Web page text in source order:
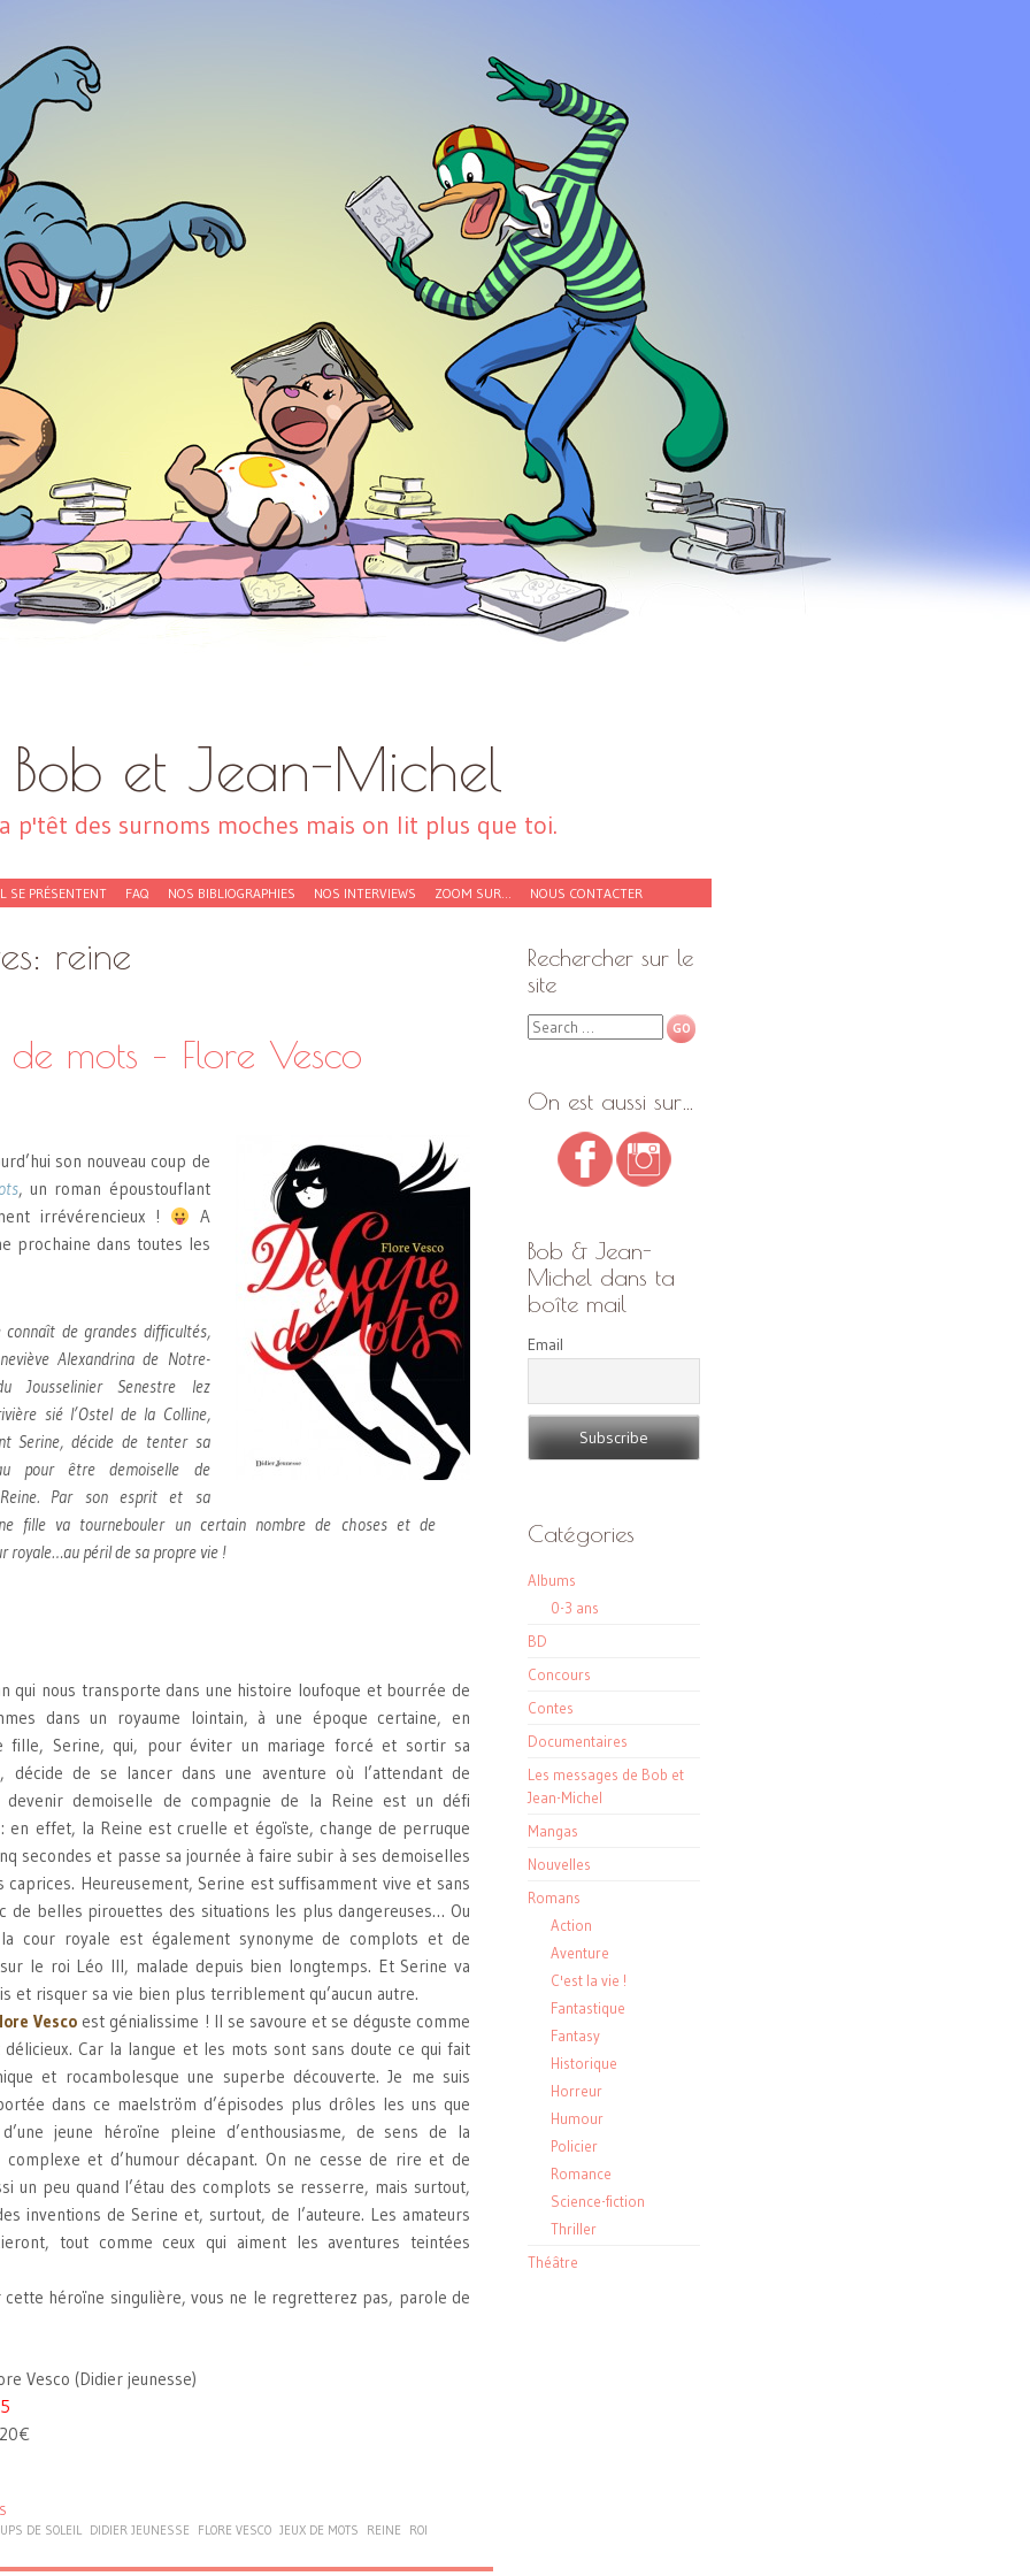
Bob et Jean-Michel
p'têt des surnoms moches mais on lit plus que toi.
SE PRÉSENTENT FAQ NOS BIBLIOGRAPHIES NOS INTERVIEWS ZOOM SUR… NOUS CONTACTER
reine
mots – Flore Vesco
son nouveau coup de
, un roman époustouflant
irrévérencieux !
A
prochaine dans toutes les
de grandes difficultés,
Alexandrina de Notre-
Jousselinier Senestre lez
sié l’Ostel de la Colline,
Serine, décide de tenter sa
pour être demoiselle de
Par son esprit et sa
fille va tournebouler un certain nombre de choses et de
royale…au péril de sa propre vie !
qui nous transporte dans une histoire loufoque et bourrée de
dans un royaume lointain, à une époque certaine, en
fille, Serine, qui, pour éviter un mariage forcé et sortir sa
décide de se lancer dans une aventure où l’attendant de
devenir demoiselle de compagnie de la Reine est un défi
en effet, la Reine est cruelle et égoïste, change de perruque
secondes et passe sa journée à faire subir à ses demoiselles
caprices. Heureusement, Serine est suffisamment vive et sans
de belles pirouettes des situations les plus dangereuses… Ou
cour royale est également synonyme de complots et de
sur le roi Léo III, malade depuis bien longtemps. Et Serine va
et risquer sa vie bien plus terriblement qu’aucun autre.
Vesco est génialissime ! Il se savoure et se déguste comme
Car la langue et les mots sont sans doute ce qui fait
et rocambolesque une superbe découverte. Je me suis
dans ce maelström d’épisodes plus drôles les uns que
jeune héroïne pleine d’enthousiasme, de sens de la
complexe et d’humour décapant. On ne cesse de rire et de
un peu quand l’étau des complots se resserre, mais surtout,
inventions de Serine et, surtout, de l’auteure. Les amateurs
tout comme ceux qui aiment les aventures teintées
cette héroïne singulière, vous ne le regretterez pas, parole de
Vesco (Didier jeunesse)
DE SOLEIL DIDIER JEUNESSE FLORE VESCO JEUX DE MOTS REINE ROI
Rechercher sur le
site
Search
On est aussi sur…
Bob & Jean-
Michel dans ta
boîte mail
Email
Catégories
Albums
0-3 ans
BD
Concours
Contes
Documentaires
Les messages de Bob et
Jean-Michel
Mangas
Nouvelles
Romans
Action
Aventure
C'est la vie !
Fantastique
Fantasy
Historique
Horreur
Humour
Policier
Romance
Science-fiction
Thriller
Théâtre